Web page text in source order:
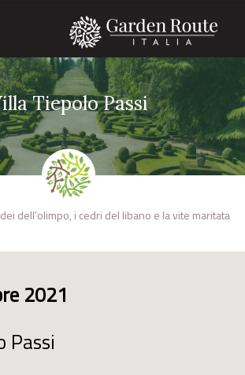
Tiepolo Passi
dell’olimpo, i cedri del libano e la vite maritata
2021
Passi